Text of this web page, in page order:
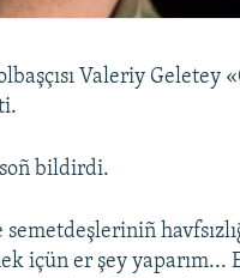
Valeriy Geletey
soñ bildirdi.
içün er şey yaparım...